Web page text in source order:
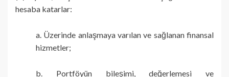
hesaba katarlar:
a. Üzerinde anlaşmaya varılan ve sağlanan finansal
hizmetler;
b. Portföyün bileşimi, değerlemesi ve